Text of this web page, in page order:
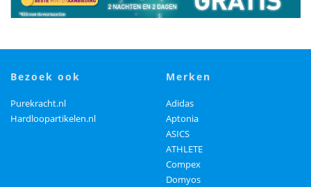
bezoek ook
Purekracht.nl
Hardloopartikelen.nl
merken
Adidas
Aptonia
ASICS
ATHLETE
Compex
Domyos